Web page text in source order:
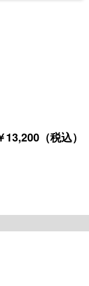
13,200（税込）